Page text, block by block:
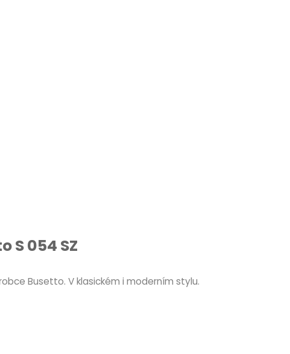
S 054 SZ
Busetto. V klasickém i moderním stylu.